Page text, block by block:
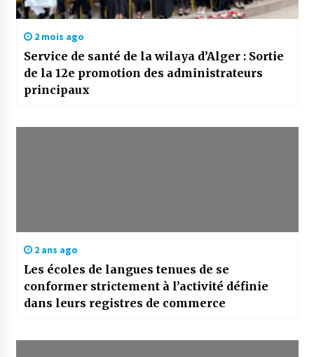
2 mois ago
Service de santé de la wilaya d’Alger : Sortie
de la 12e promotion des administrateurs
principaux
2 ans ago
Les écoles de langues tenues de se
conformer strictement à l’activité définie
dans leurs registres de commerce